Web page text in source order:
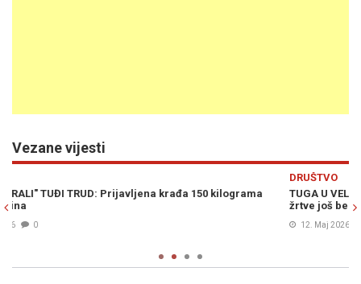
Vezane vijesti
TUGA U VELJACIMA: Nakon 33 godine ukopan Kajtaz Salkić, dvije
žrtve još bez imena
12. Maj 2026